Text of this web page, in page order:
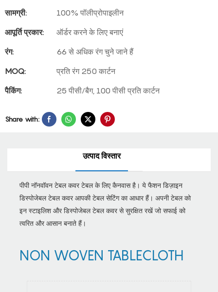
सामग्री:
100% पॉलीप्रोपाइलीन
आपूर्ति प्रकार:
ऑर्डर करने के लिए बनाएं
रंग:
66 से अधिक रंग चुने जाने हैं
MOQ:
प्रति रंग 250 कार्टन
पैकिंग:
25 पीसी/बैग, 100 पीसी प्रति कार्टन
Share with:
उत्पाद विस्तार
पीपी नॉनवॉवन टेबल कवर टेबल के लिए कैनवास है। ये फैशन डिज़ाइन
डिस्पोजेबल टेबल कवर आपकी टेबल सेटिंग का आधार हैं। अपनी टेबल को
इन स्टाइलिश और डिस्पोजेबल टेबल कवर से सुरक्षित रखें जो सफाई को
त्वरित और आसान बनाते हैं।
NON WOVEN TABLECLOTH